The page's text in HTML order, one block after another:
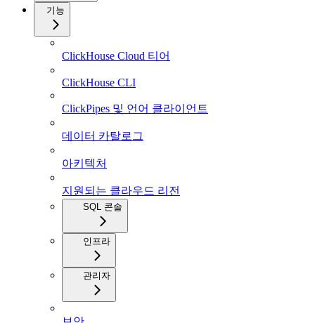
기능
ClickHouse Cloud 티어
ClickHouse CLI
ClickPipes 및 언어 클라이언트
데이터 카탈로그
아키텍처
지원되는 클라우드 리전
SQL 콘솔
인프라
관리자